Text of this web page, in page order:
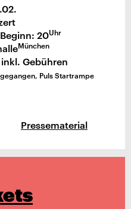
Beginn: 20Uhr
München
Gebühren
Puls Startrampe
Pressematerial